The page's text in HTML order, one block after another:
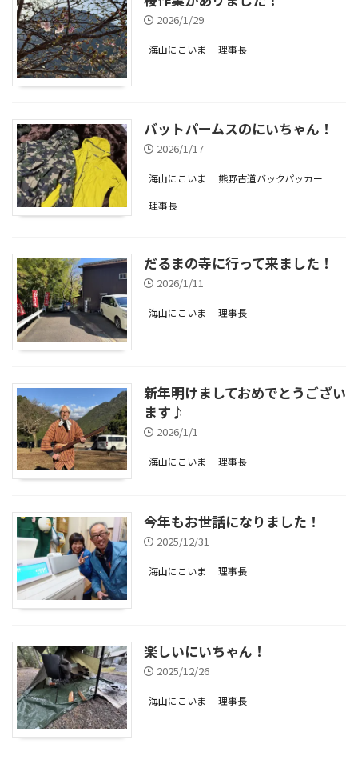
2026/1/29
海山にこいま 理事長
バットパームスのにいちゃん！
2026/1/17
海山にこいま
熊野古道バックパッカー
理事長
だるまの寺に行って来ました！
2026/1/11
海山にこいま 理事長
新年明けましておめでとうござい
ます♪
2026/1/1
海山にこいま 理事長
今年もお世話になりました！
2025/12/31
海山にこいま 理事長
楽しいにいちゃん！
2025/12/26
海山にこいま 理事長